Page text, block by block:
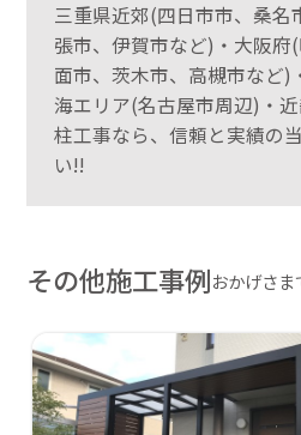
三重県近郊(四日市市、桑名
張市、伊賀市など)・大阪府
面市、茨木市、高槻市など)
海エリア(名古屋市周辺)・
柱工事なら、信頼と実績の
い!!
その他施工事例おかげさ